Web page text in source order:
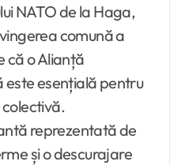
NATO de la Haga,
comună a
că o Alianță
esențială pentru
reprezentată de
și o descurajare